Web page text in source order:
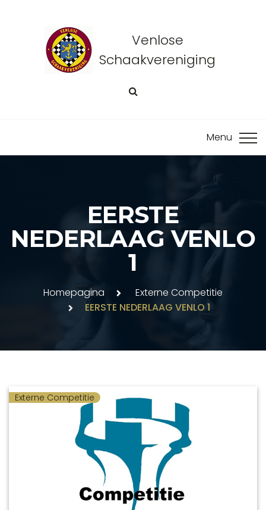
Venlose
Schaakvereniging
EERSTE
NEDERLAAG VENLO
1
Homepagina
Externe Competitie
EERSTE NEDERLAAG VENLO 1
Externe Competitie